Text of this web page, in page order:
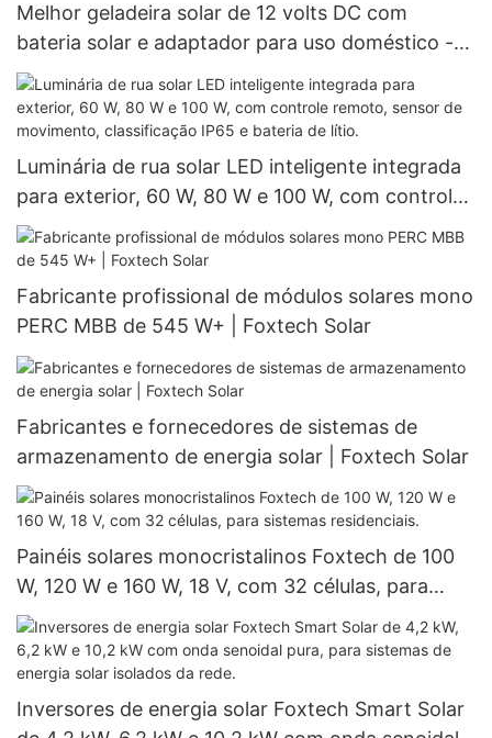
Melhor geladeira solar de 12 volts DC com
bateria solar e adaptador para uso doméstico -
Preço de fábrica - Foxtech Solar
Luminária de rua solar LED inteligente integrada
para exterior, 60 W, 80 W e 100 W, com controle
remoto, sensor de movimento, classificação IP65
e bateria de lítio.
Fabricante profissional de módulos solares mono
PERC MBB de 545 W+ | Foxtech Solar
Fabricantes e fornecedores de sistemas de
armazenamento de energia solar | Foxtech Solar
Painéis solares monocristalinos Foxtech de 100
W, 120 W e 160 W, 18 V, com 32 células, para
sistemas residenciais.
Inversores de energia solar Foxtech Smart Solar